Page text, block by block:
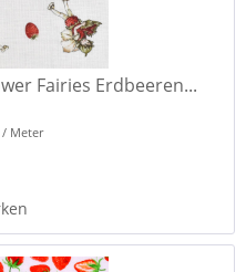
Fairies Erdbeeren...
Meter